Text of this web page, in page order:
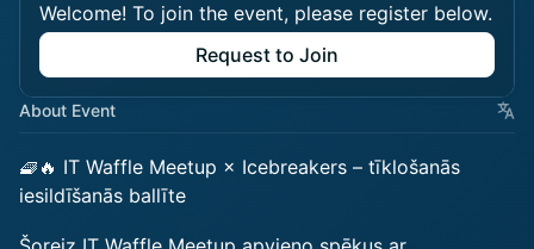
Welcome! To join the event, please register below.
Request to Join
About Event
🧇🔥 IT Waffle Meetup × Icebreakers – tīklošanās
iesildīšanās ballīte